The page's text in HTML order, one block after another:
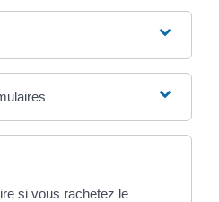
si vous rachetez le